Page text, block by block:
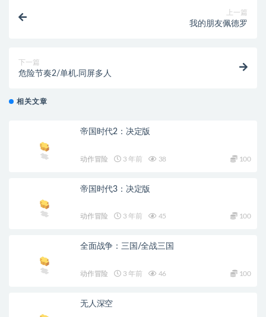
上一篇
我的朋友佩德罗
下一篇
危险节奏2/单机.同屏多人
相关文章
帝国时代2：决定版
动作冒险 3 年前 38 100
帝国时代3：决定版
动作冒险 3 年前 45 100
全面战争：三国/全战三国
动作冒险 3 年前 46 100
无人深空